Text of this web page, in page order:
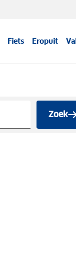
Fiets Eropuit
Zoek